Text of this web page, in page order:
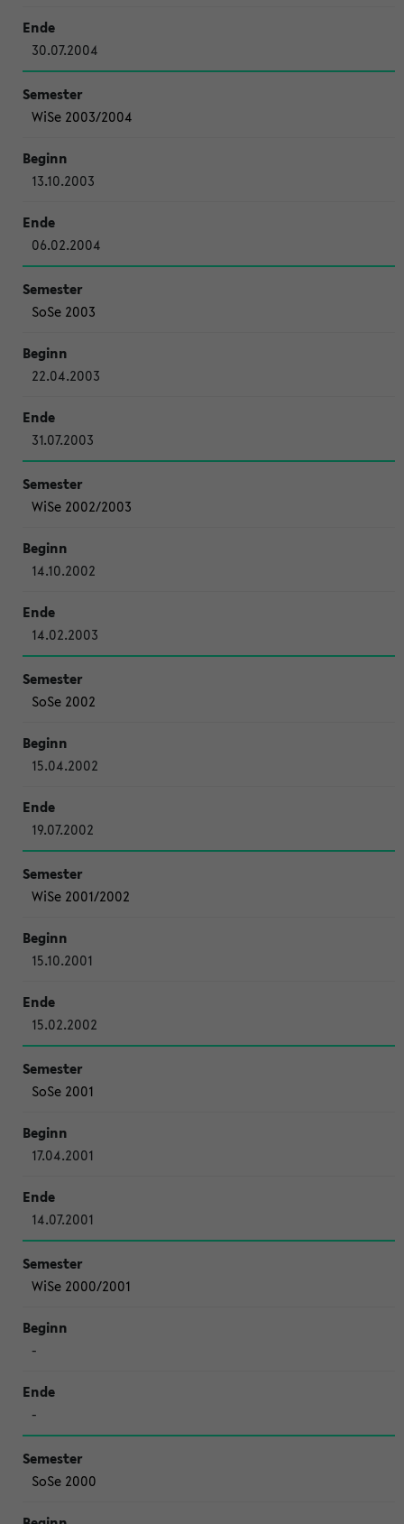
30.07.2004
WiSe 2003/2004
13.10.2003
06.02.2004
SoSe 2003
22.04.2003
31.07.2003
WiSe 2002/2003
14.10.2002
14.02.2003
SoSe 2002
15.04.2002
19.07.2002
WiSe 2001/2002
15.10.2001
15.02.2002
SoSe 2001
17.04.2001
14.07.2001
WiSe 2000/2001
-
-
SoSe 2000